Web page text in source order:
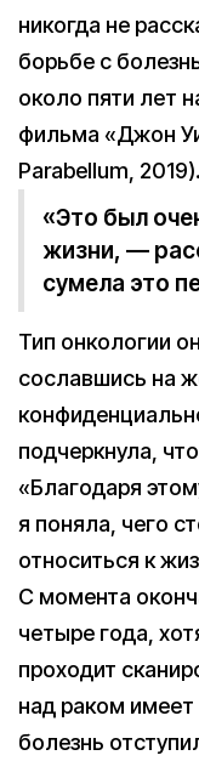
никогда не
борьбе с
около пяти лет
фильма «Джон
Parabellum, 2019).
«Это был
жизни, —
сумела это
Тип онкологии
сославшись на
подчеркнула,
«Благодаря
я поняла, чего
относиться к
С момента
четыре года,
проходит
над раком имеет
болезнь